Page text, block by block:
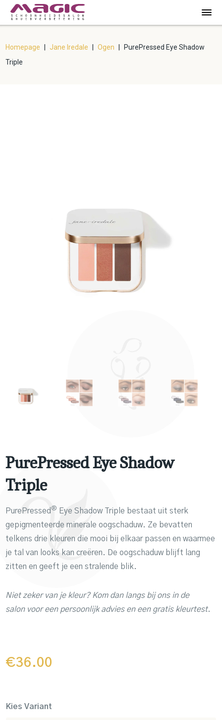
Homepage Jane Iredale Ogen
PurePressed Eye Shadow
Triple
PurePressed Eye Shadow
Triple
PurePressed ®
Eye Shadow Triple bestaat uit sterk
gepigmenteerde minerale oogschaduw. Ze bevatten
telkens drie kleuren die mooi bij elkaar passen en waarmee
je tal van looks kan creëren. De oogschaduw blijft lang
zitten en geeft je een stralende blik.
Niet zeker van je kleur? Kom dan langs bij ons in de
salon voor een persoonlijk advies en een gratis kleurtest.
€36.00
Kies Variant